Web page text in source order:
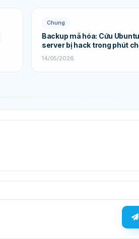
Chung
Backup mã hóa: Cứu Ubuntu
server bị hack trong phút
14/05/2026